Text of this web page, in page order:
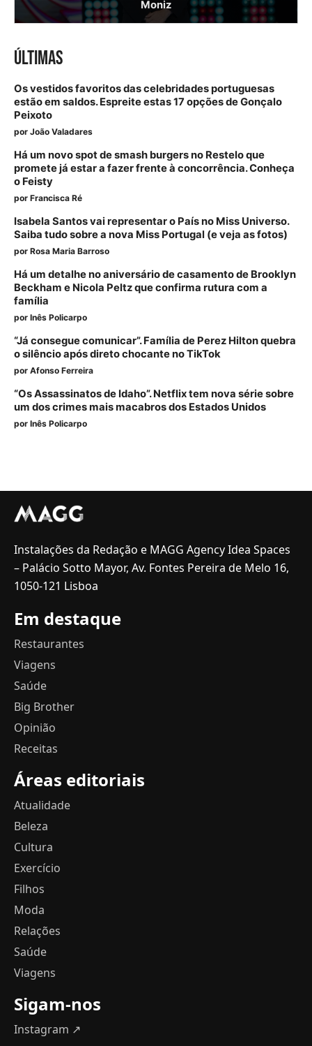
Moniz
ÚLTIMAS
Os vestidos favoritos das celebridades portuguesas
estão em saldos. Espreite estas 17 opções de Gonçalo
Peixoto
por João Valadares
Há um novo spot de smash burgers no Restelo que
promete já estar a fazer frente à concorrência. Conheça
o Feisty
por Francisca Ré
Isabela Santos vai representar o País no Miss Universo.
Saiba tudo sobre a nova Miss Portugal (e veja as fotos)
por Rosa Maria Barroso
Há um detalhe no aniversário de casamento de Brooklyn
Beckham e Nicola Peltz que confirma rutura com a
família
por Inês Policarpo
“Já consegue comunicar”. Família de Perez Hilton quebra
o silêncio após direto chocante no TikTok
por Afonso Ferreira
“Os Assassinatos de Idaho”. Netflix tem nova série sobre
um dos crimes mais macabros dos Estados Unidos
por Inês Policarpo
Instalações da Redação e MAGG Agency Idea Spaces
– Palácio Sotto Mayor, Av. Fontes Pereira de Melo 16,
1050-121 Lisboa
Em destaque
Restaurantes
Viagens
Saúde
Big Brother
Opinião
Receitas
Áreas editoriais
Atualidade
Beleza
Cultura
Exercício
Filhos
Moda
Relações
Saúde
Viagens
Sigam-nos
Instagram ↗